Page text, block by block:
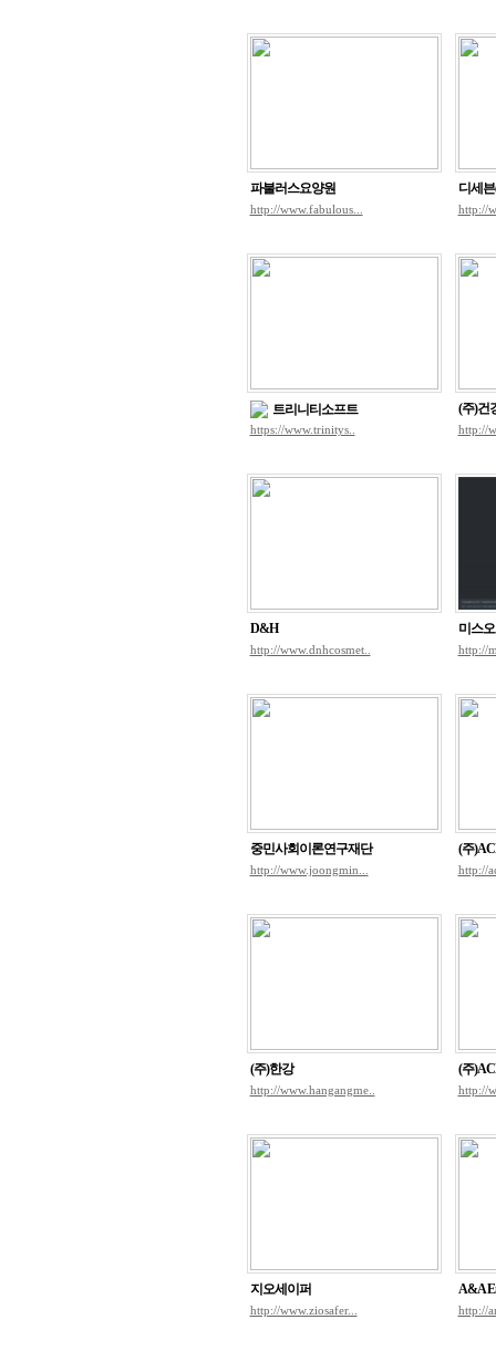
파불러스요양원
http://www.fabulous...
디세
http://
트리니티소프트
https://www.trinitys..
(주)건
http://
D&H
http://www.dnhcosmet..
미스
http://
중민사회이론연구재단
http://www.joongmin...
(주
http://
(주)한강
http://www.hangangme..
(주
http://
지오세이퍼
http://www.ziosafer...
A&A
http://